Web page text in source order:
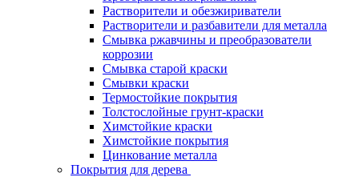
Растворители и обезжириватели
Растворители и разбавители для металла
Смывка ржавчины и преобразователи
коррозии
Смывка старой краски
Смывки краски
Термостойкие покрытия
Толстослойные грунт-краски
Химстойкие краски
Химстойкие покрытия
Цинкование металла
Покрытия для дерева